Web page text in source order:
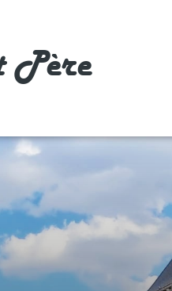
Père